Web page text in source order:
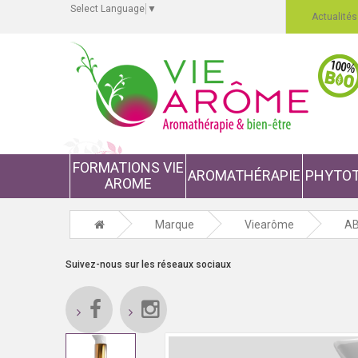
Select Language ▼
Actualités
FORMATIONS VIE
AROME
AROMATHÉRAPIE
Marque Viearôme
Suivez-nous sur les réseaux sociaux